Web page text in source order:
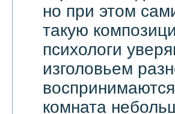
но при этом
такую
психологи
изголовьем
комната